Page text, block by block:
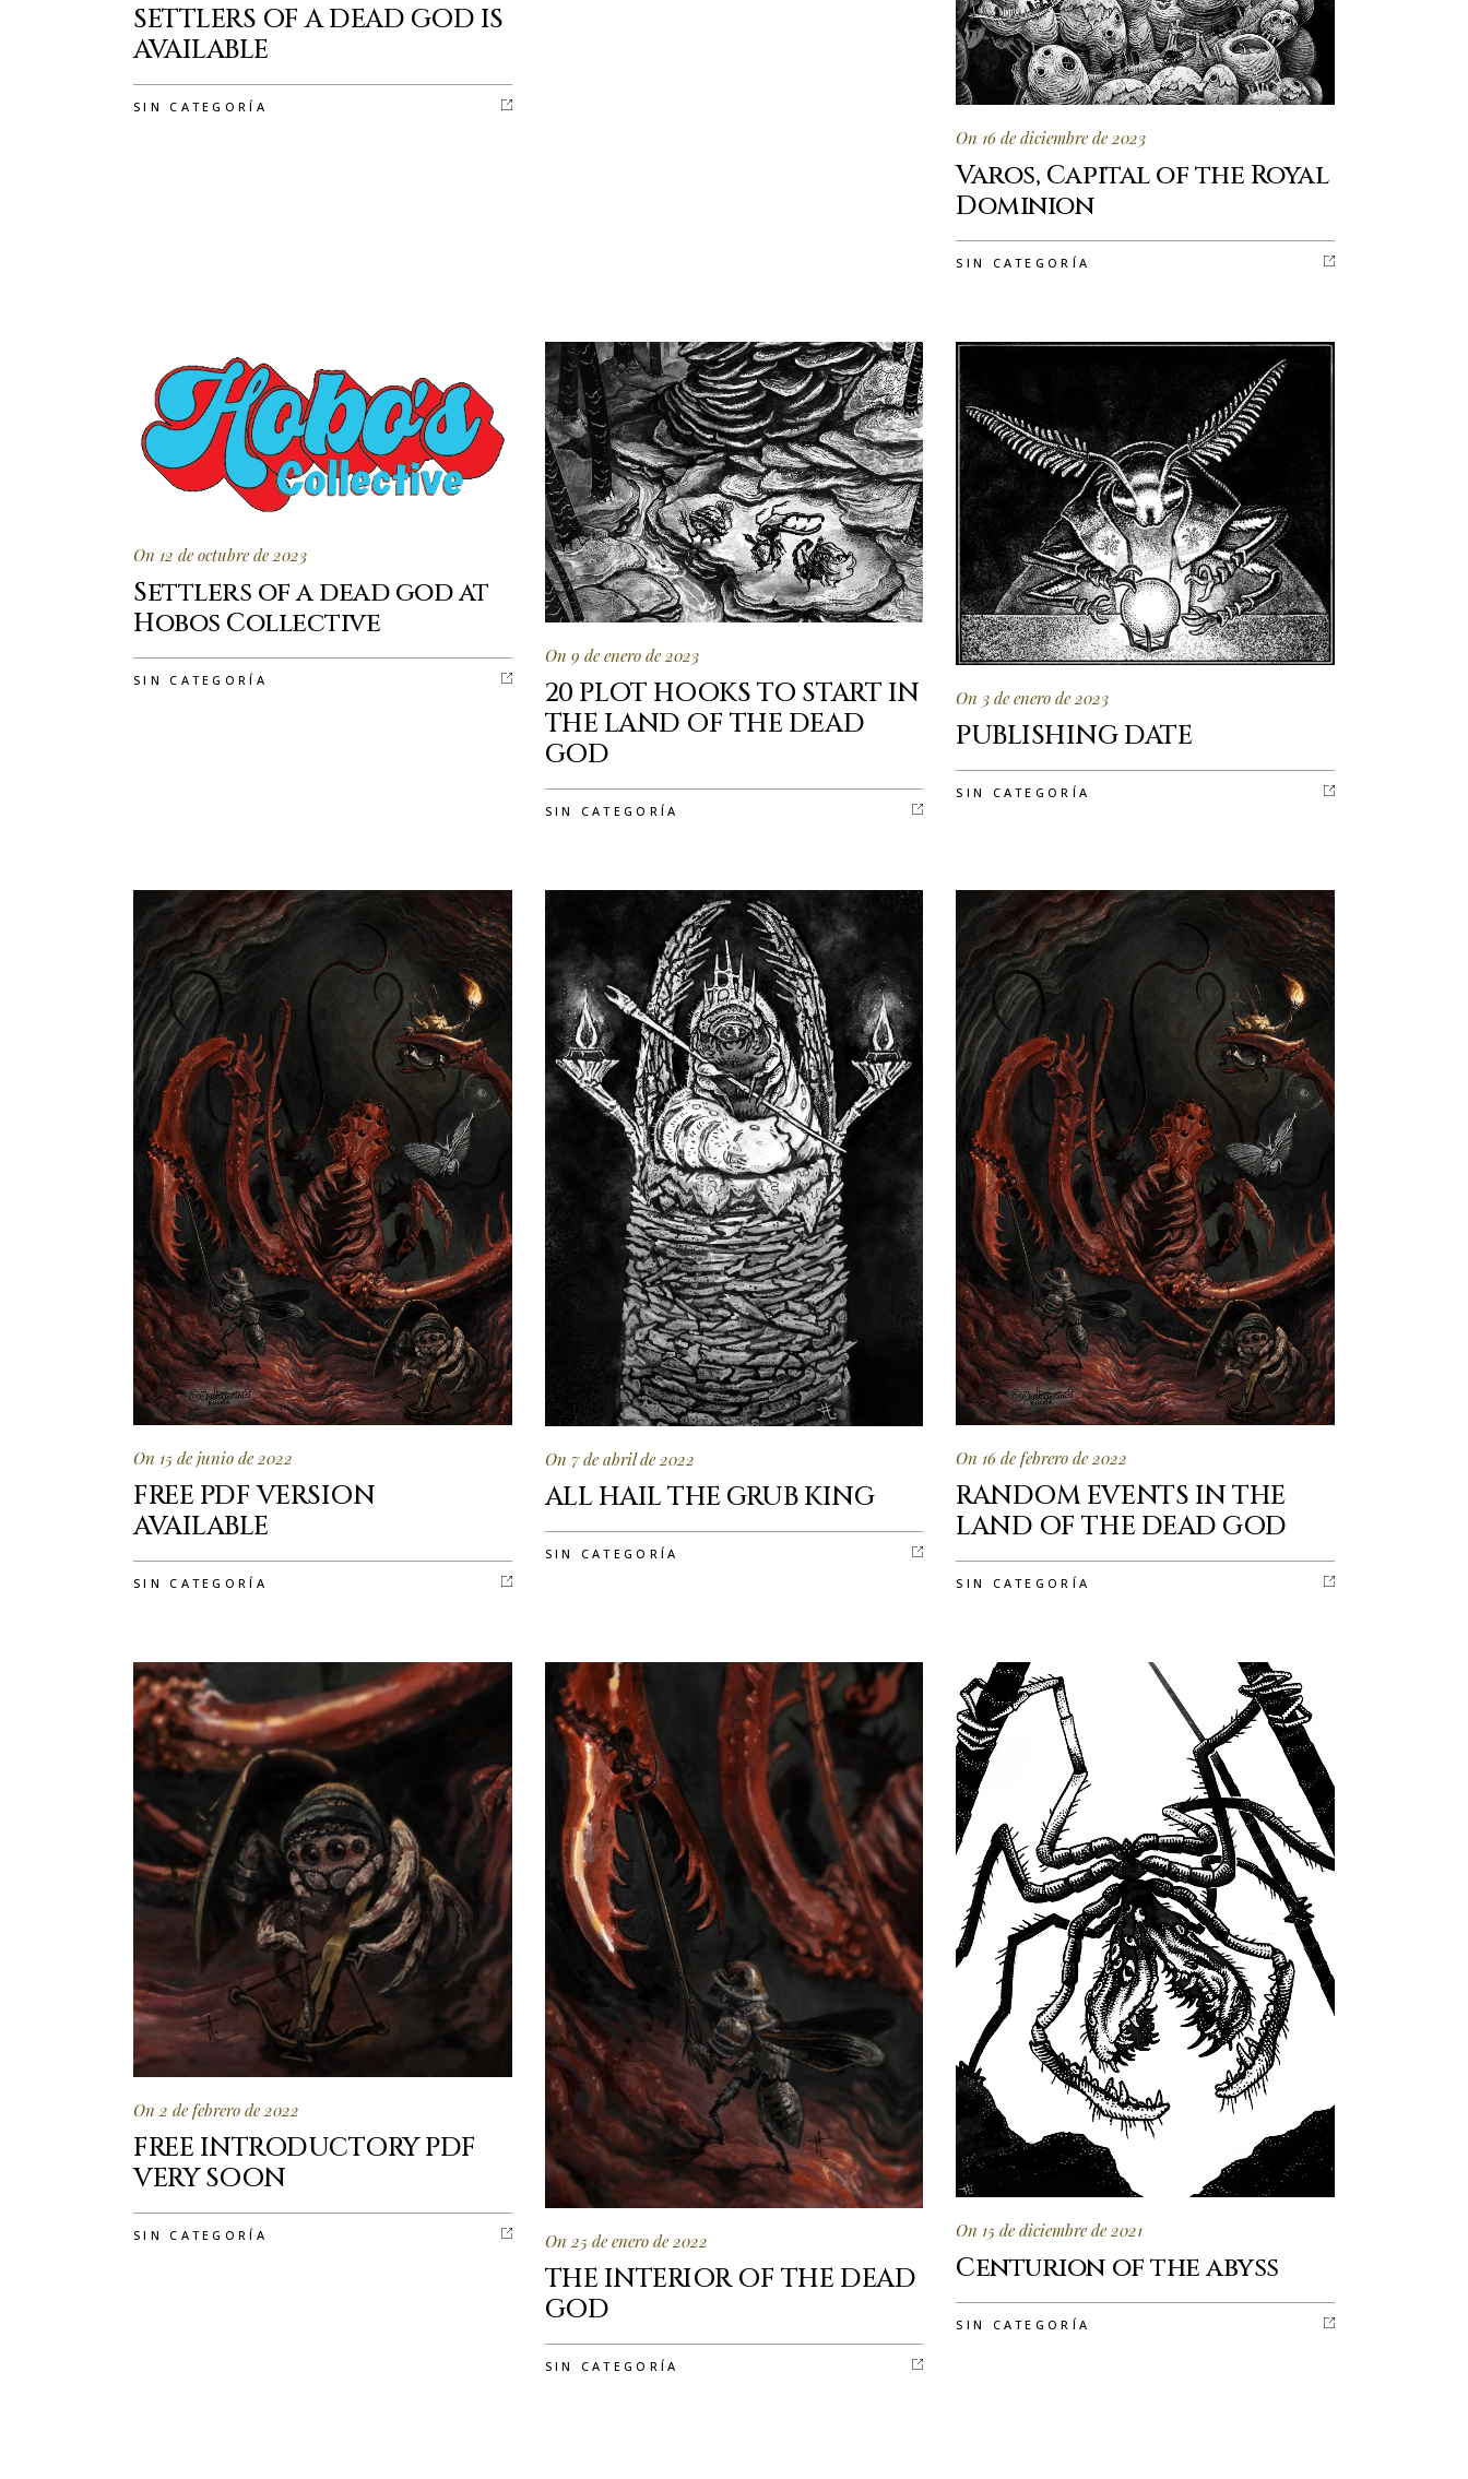
SETTLERS OF A DEAD GOD IS
AVAILABLE
SIN CATEGORÍA
On 16 de diciembre de 2023
Varos, Capital of the Royal
Dominion
SIN CATEGORÍA
On 12 de octubre de 2023
Settlers of a dead god at
Hobos Collective
SIN CATEGORÍA
On 9 de enero de 2023
20 PLOT HOOKS TO START IN
THE LAND OF THE DEAD
GOD
SIN CATEGORÍA
On 3 de enero de 2023
PUBLISHING DATE
SIN CATEGORÍA
On 15 de junio de 2022
FREE PDF VERSION
AVAILABLE
SIN CATEGORÍA
On 7 de abril de 2022
ALL HAIL THE GRUB KING
SIN CATEGORÍA
On 16 de febrero de 2022
RANDOM EVENTS IN THE
LAND OF THE DEAD GOD
SIN CATEGORÍA
On 2 de febrero de 2022
FREE INTRODUCTORY PDF
VERY SOON
SIN CATEGORÍA On 25 de enero de 2022
THE INTERIOR OF THE DEAD
GOD
SIN CATEGORÍA
On 15 de diciembre de 2021
Centurion of the abyss
SIN CATEGORÍA